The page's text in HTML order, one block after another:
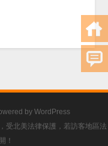
by WordPress
受北美法律保護，若訪客地區法
！